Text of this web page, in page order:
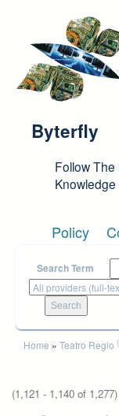
Byterfly
Follow
Knowledge
Policy
Search Term
You are here
Home » Teatro Regio
(1,121 - 1,140 of 1,277)